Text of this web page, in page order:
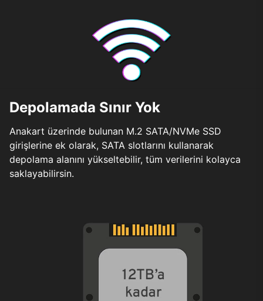
Depolamada Sınır Yok
Anakart üzerinde bulunan M.2 SATA/NVMe SSD
girişlerine ek olarak, SATA slotlarını kullanarak
depolama alanını yükseltebilir, tüm verilerini kolayca
saklayabilirsin.